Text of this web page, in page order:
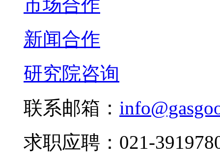
市场合作
新闻合作
研究院咨询
联系邮箱：
求职应聘：021-